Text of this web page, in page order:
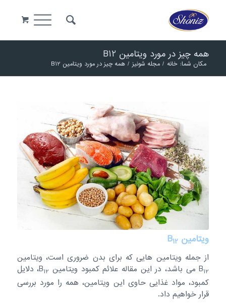
همه چیز در مورد ویتامین B12
مکان شما: خانه / مجله شونیز / همه چیز در مورد ویتامین B12
ویتامین B 12
از جمله ویتامین هایی که برای بدن ضروری است، ویتامین
B12 می باشد، در این مقاله علائم کمبود ویتامین B 12 ، دلایل
کمبود، مواد غذایی حاوی این ویتامین، همه را مورد بررسی
قرار خواهیم داد.